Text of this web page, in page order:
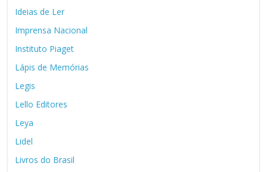
Ideias de Ler
Imprensa Nacional
Instituto Piaget
Lápis de Memórias
Legis
Lello Editores
Leya
Lidel
Livros do Brasil